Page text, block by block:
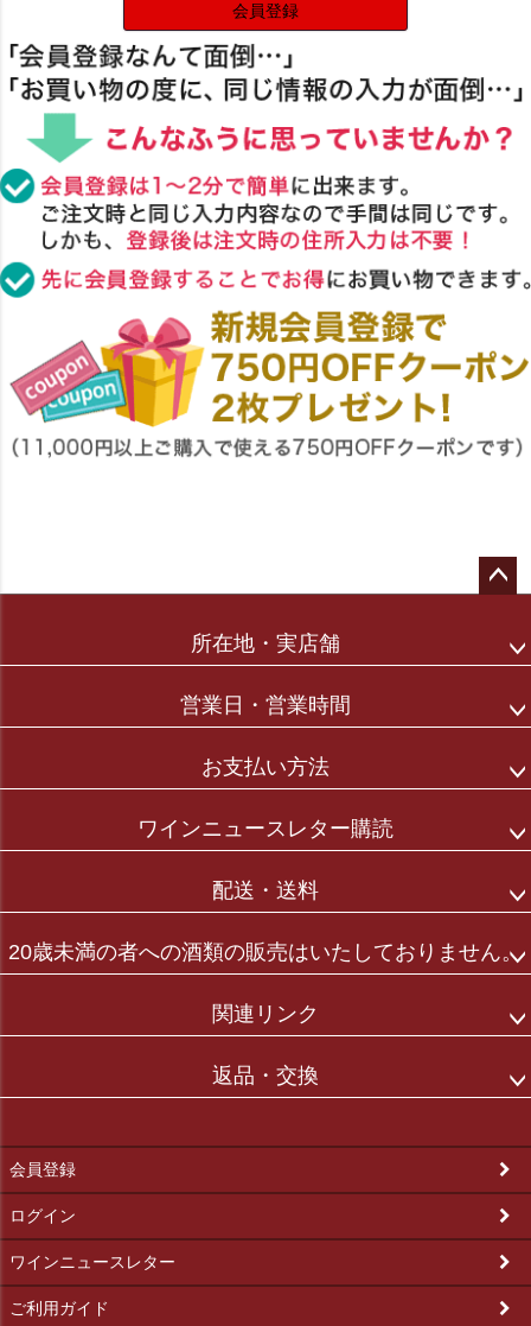
会員登録
所在地・実店舗
営業日・営業時間
お支払い方法
ワインニュースレター購読
配送・送料
20歳未満の者への酒類の販売はいたしておりません。
関連リンク
返品・交換
会員登録
ログイン
ワインニュースレター
ご利用ガイド